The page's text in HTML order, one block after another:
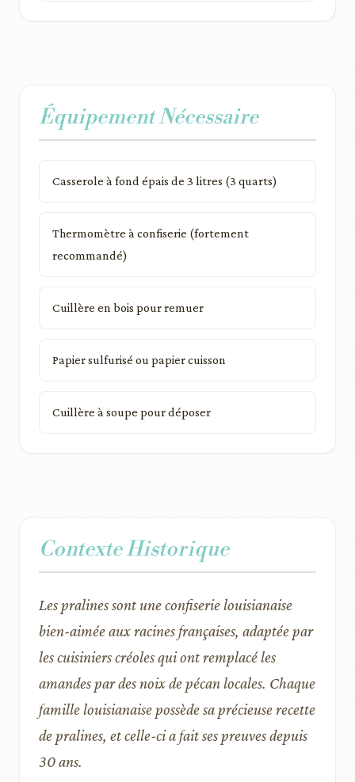
Équipement Nécessaire
Casserole à fond épais de 3 litres (3 quarts)
Thermomètre à confiserie (fortement
recommandé)
Cuillère en bois pour remuer
Papier sulfurisé ou papier cuisson
Cuillère à soupe pour déposer
Contexte Historique
Les pralines sont une confiserie louisianaise
bien-aimée aux racines françaises, adaptée par
les cuisiniers créoles qui ont remplacé les
amandes par des noix de pécan locales. Chaque
famille louisianaise possède sa précieuse recette
de pralines, et celle-ci a fait ses preuves depuis
30 ans.